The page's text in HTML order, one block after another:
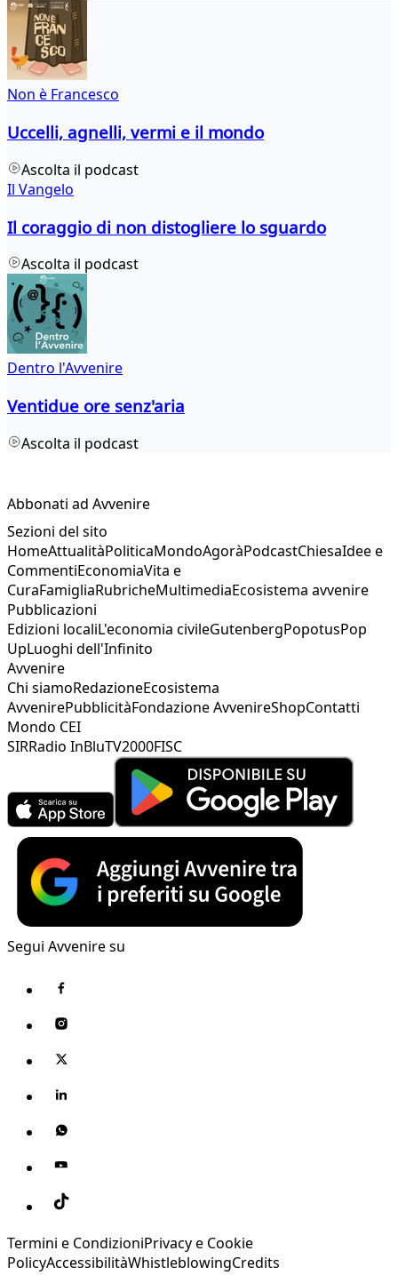
Non è Francesco
Uccelli, agnelli, vermi e il mondo
Ascolta il podcast
Il Vangelo
Il coraggio di non distogliere lo sguardo
Ascolta il podcast
Dentro l'Avvenire
Ventidue ore senz'aria
Ascolta il podcast
Abbonati ad Avvenire
Sezioni del sito
HomeAttualitàPoliticaMondoAgoràPodcastChiesaIdee e
CommentiEconomiaVita e
CuraFamigliaRubricheMultimediaEcosistema avvenire
Pubblicazioni
Edizioni localiL'economia civileGutenbergPopotusPop
UpLuoghi dell'Infinito
Avvenire
Chi siamoRedazioneEcosistema
AvvenirePubblicitàFondazione AvvenireShopContatti
Mondo CEI
SIRRadio InBluTV2000FISC
Segui Avvenire su
Termini e CondizioniPrivacy e Cookie
PolicyAccessibilitàWhistleblowingCredits